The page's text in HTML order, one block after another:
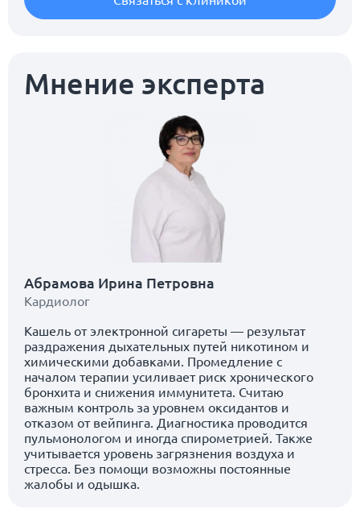
Мнение эксперта
Абрамова Ирина Петровна
Кардиолог
Кашель от электронной сигареты — результат
раздражения дыхательных путей никотином и
химическими добавками. Промедление с
началом терапии усиливает риск хронического
бронхита и снижения иммунитета. Считаю
важным контроль за уровнем оксидантов и
отказом от вейпинга. Диагностика проводится
пульмонологом и иногда спирометрией. Также
учитывается уровень загрязнения воздуха и
стресса. Без помощи возможны постоянные
жалобы и одышка.